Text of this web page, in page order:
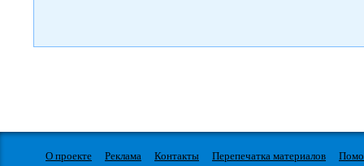
О проекте Реклама Контакты Перепечатка материалов